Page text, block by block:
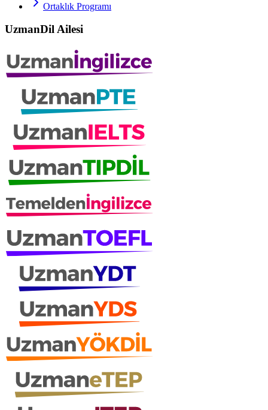
Ortaklık Programı
UzmanDil Ailesi